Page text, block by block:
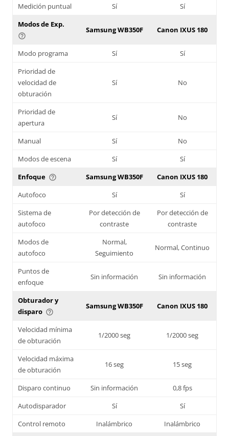
Medición puntual Sí
Sí
Modos de Exp.
help_outline
Samsung WB350F Canon IXUS 180
Modo programa Sí
Sí
Prioridad de
velocidad de
obturación
Sí No
Prioridad de
apertura
Sí No
Manual Sí
No
Modos de escena
Sí
Sí
Enfoque help_outline Samsung WB350F
Canon IXUS 180
Autofoco
Sí
Sí
Sistema de
autofoco
Por detección de
contraste
Por detección de
contraste
Modos de
autofoco
Normal,
Seguimiento
Normal, Continuo
Puntos de
enfoque
Sin información Sin información
Obturador y
disparo help_outline
Samsung WB350F Canon IXUS 180
Velocidad mínima
de obturación
1/2000 seg 1/2000 seg
Velocidad máxima
de obturación
16 seg 15 seg
Disparo continuo Sin información
0,8 fps
Autodisparador
Sí
Sí
Control remoto
Inalámbrico
Inalámbrico